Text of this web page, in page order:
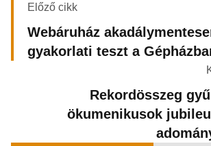
Előző cikk
Webáruház
gyakorlati teszt a
Rekordösszeg
ökumenikusok